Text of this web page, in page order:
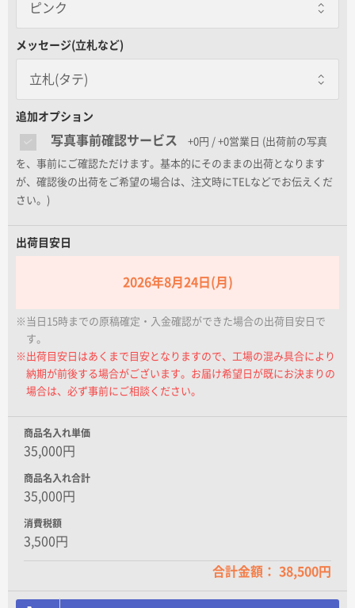
ピンク
ブルー
グリーン
オレンジ
メッセージ(立札など)
立札(タテ)
厚紙札(供花用)
追加オプション
写真事前確認サービス +0円 / +0営業日 (出荷前の写真
を、事前にご確認ただけます。基本的にそのままの出荷となります
が、確認後の出荷をご希望の場合は、注文時にTELなどでお伝えくだ
さい。)
出荷目安日
2026年8月24日(月)
※当日15時までの原稿確定・入金確認ができた場合の出荷目安日で
す。
※出荷目安日はあくまで目安となりますので、工場の混み具合により
納期が前後する場合がございます。お届け希望日が既にお決まりの
場合は、必ず事前にご相談ください。
商品名入れ単価
35,000円
商品名入れ合計
35,000円
消費税額
3,500円
合計金額： 38,500円